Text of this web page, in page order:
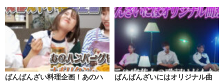
こちらの企画はまた文系、理系にわかれて、ガチで麺やス
を披露しています。
サブチャンネルなのになんと1000万再生超えています…！
さすがりょうさん…。
りょうも料理をよくしているのがわかる手際です。そして
ばんばんざい料理企画！あのハ
ばんばんざいにはオリジナル曲